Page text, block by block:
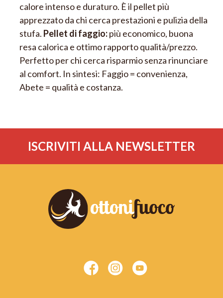
calore intenso e duraturo. È il pellet più
apprezzato da chi cerca prestazioni e pulizia della
stufa. Pellet di faggio:più economico, buona
resa calorica e ottimo rapporto qualità/prezzo.
Perfetto per chi cerca risparmio senza rinunciare
al comfort. In sintesi: Faggio = convenienza,
Abete = qualità e costanza.
ISCRIVITI ALLA NEWSLETTER